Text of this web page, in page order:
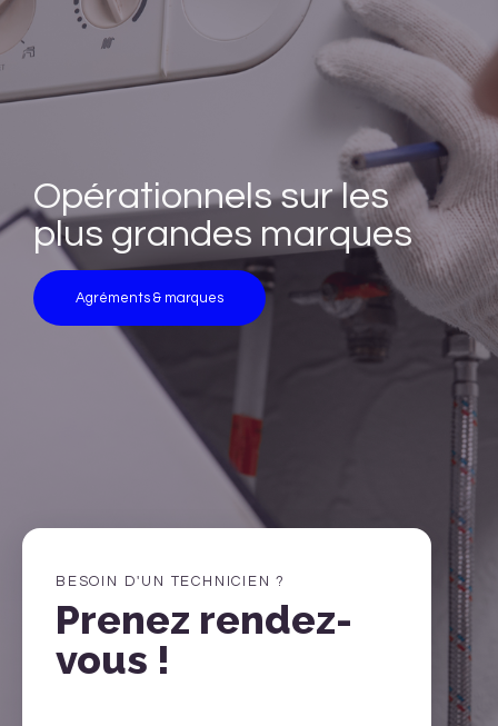
Opérationnels sur les
plus grandes marques
Agréments & marques
BESOIN D'UN TECHNICIEN ?
Prenez rendez-
vous !